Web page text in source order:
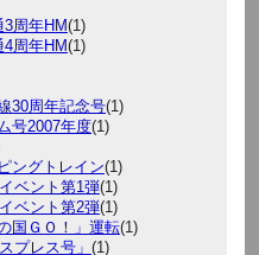
周年HM(1)
周年HM(1)
30周年記念号(1)
号2007年度(1)
ングトレイン(1)
ベント第1弾(1)
ベント第2弾(1)
国ＧＯ！」運転(1)
プレス号」 (1)